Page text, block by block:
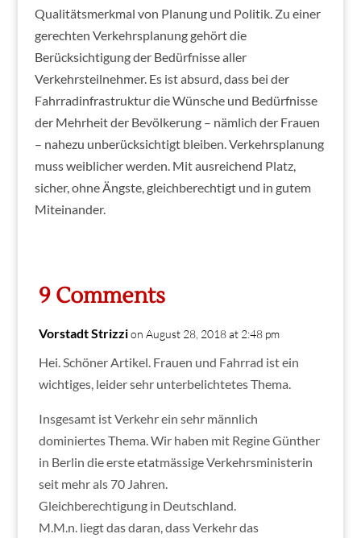
Qualitätsmerkmal von Planung und Politik. Zu einer
gerechten Verkehrsplanung gehört die
Berücksichtigung der Bedürfnisse aller
Verkehrsteilnehmer. Es ist absurd, dass bei der
Fahrradinfrastruktur die Wünsche und Bedürfnisse
der Mehrheit der Bevölkerung – nämlich der Frauen
– nahezu unberücksichtigt bleiben. Verkehrsplanung
muss weiblicher werden. Mit ausreichend Platz,
sicher, ohne Ängste, gleichberechtigt und in gutem
Miteinander.
9 Comments
Vorstadt Strizzi on August 28, 2018 at 2:48 pm
Hei. Schöner Artikel. Frauen und Fahrrad ist ein
wichtiges, leider sehr unterbelichtetes Thema.
Insgesamt ist Verkehr ein sehr männlich
dominiertes Thema. Wir haben mit Regine Günther
in Berlin die erste etatmässige Verkehrsministerin
seit mehr als 70 Jahren.
Gleichberechtigung in Deutschland.
M.M.n. liegt das daran, dass Verkehr das